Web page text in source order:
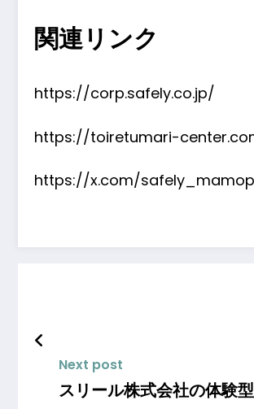
関連リンク
https://corp.safely.co.jp/
https://toiretumari-
https://x.com/
Next post
スリール株式会社の体験